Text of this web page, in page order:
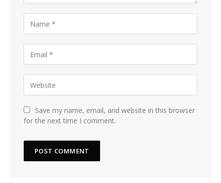
Save my name, email, and website in this browser
for the next time I comment.